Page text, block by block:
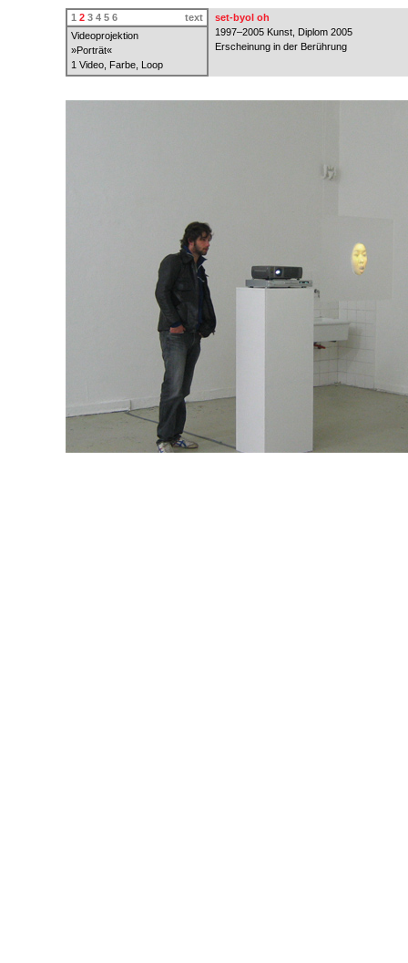
1 2 3 4 5 6
text
Videoprojektion
»Porträt«
1 Video, Farbe, Loop
set-byol oh
1997–2005 Kunst, Diplom 2005
Erscheinung in der Berührung